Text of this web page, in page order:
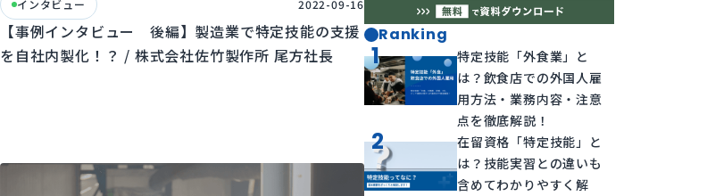
インタビュー 2022-09-16
【事例インタビュー 後編】製造業で特定技能の支援
を自社内製化！？ / 株式会社佐竹製作所 尾方社長
Ranking
1
特定技能「外食業」と
は？飲食店での外国人雇
用方法・業務内容・注意
点を徹底解説！
2
在留資格「特定技能」と
は？技能実習との違いも
含めてわかりやすく解